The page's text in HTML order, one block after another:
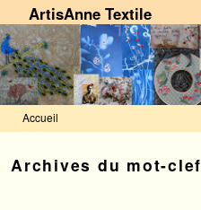
ArtisAnne Textile
Accueil
Archives du mot-clef